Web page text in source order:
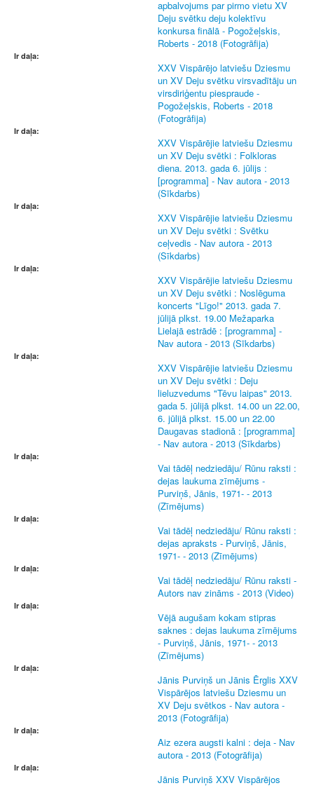
apbalvojums par pirmo vietu XV
Deju svētku deju kolektīvu
konkursa finālā - Pogožeļskis,
Roberts - 2018 (Fotogrāfija)
Ir daļa:
XXV Vispārējo latviešu Dziesmu
un XV Deju svētku virsvadītāju un
virsdiriģentu piespraude -
Pogožeļskis, Roberts - 2018
(Fotogrāfija)
Ir daļa:
XXV Vispārējie latviešu Dziesmu
un XV Deju svētki : Folkloras
diena. 2013. gada 6. jūlijs :
[programma] - Nav autora - 2013
(Sīkdarbs)
Ir daļa:
XXV Vispārējie latviešu Dziesmu
un XV Deju svētki : Svētku
ceļvedis - Nav autora - 2013
(Sīkdarbs)
Ir daļa:
XXV Vispārējie latviešu Dziesmu
un XV Deju svētki : Noslēguma
koncerts "Līgo!" 2013. gada 7.
jūlijā plkst. 19.00 Mežaparka
Lielajā estrādē : [programma] -
Nav autora - 2013 (Sīkdarbs)
Ir daļa:
XXV Vispārējie latviešu Dziesmu
un XV Deju svētki : Deju
lieluzvedums "Tēvu laipas" 2013.
gada 5. jūlijā plkst. 14.00 un 22.00,
6. jūlijā plkst. 15.00 un 22.00
Daugavas stadionā : [programma]
- Nav autora - 2013 (Sīkdarbs)
Ir daļa:
Vai tādēļ nedziedāju/ Rūnu raksti :
dejas laukuma zīmējums -
Purviņš, Jānis, 1971- - 2013
(Zīmējums)
Ir daļa:
Vai tādēļ nedziedāju/ Rūnu raksti :
dejas apraksts - Purviņš, Jānis,
1971- - 2013 (Zīmējums)
Ir daļa:
Vai tādēļ nedziedāju/ Rūnu raksti -
Autors nav zināms - 2013 (Video)
Ir daļa:
Vējā augušam kokam stipras
saknes : dejas laukuma zīmējums
- Purviņš, Jānis, 1971- - 2013
(Zīmējums)
Ir daļa:
Jānis Purviņš un Jānis Ērglis XXV
Vispārējos latviešu Dziesmu un
XV Deju svētkos - Nav autora -
2013 (Fotogrāfija)
Ir daļa:
Aiz ezera augsti kalni : deja - Nav
autora - 2013 (Fotogrāfija)
Ir daļa:
Jānis Purviņš XXV Vispārējos